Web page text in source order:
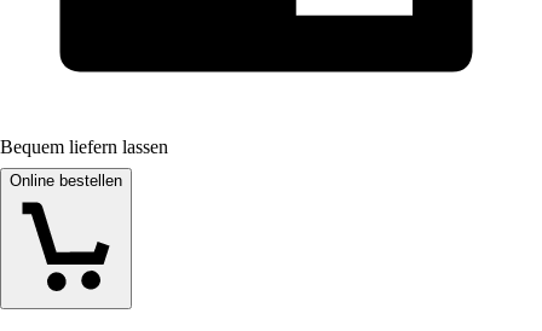
Bequem liefern lassen
Online bestellen